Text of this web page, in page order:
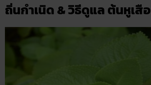
ถิ่นกำเนิด & วิธีดูแล ต้นหูเสือ